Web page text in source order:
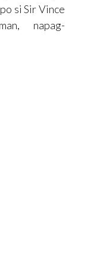
si Sir Vince
napag-